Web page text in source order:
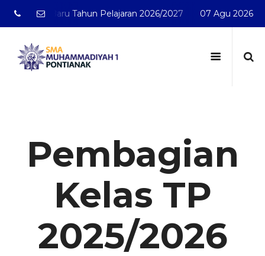
Baru Tahun Pelajaran 2026/2027 SMA07 Agu 2026
Pembagian
Kelas TP
2025/2026